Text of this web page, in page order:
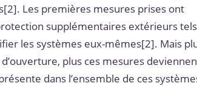
Les premières mesures prises ont
supplémentaires extérieurs tels
les systèmes eux-mêmes[2]. Mais
plus ces mesures
dans l’ensemble de ces